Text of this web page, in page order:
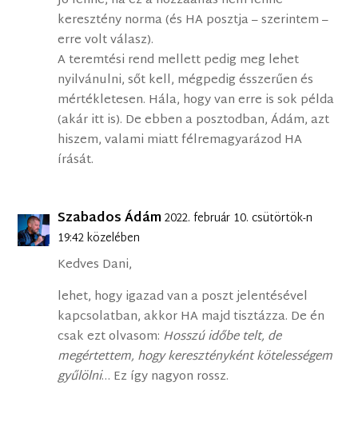
keresztény norma (és HA posztja – szerintem –
erre volt válasz).
A teremtési rend mellett pedig meg lehet
nyilvánulni, sőt kell, mégpedig ésszerűen és
mértékletesen. Hála, hogy van erre is sok példa
(akár itt is). De ebben a posztodban, Ádám, azt
hiszem, valami miatt félremagyarázod HA
írását.
Szabados Ádám2022. február 10. csütörtök-n
19:42 közelében
Kedves Dani,
lehet, hogy igazad van a poszt jelentésével
kapcsolatban, akkor HA majd tisztázza. De én
csak ezt olvasom: Hosszú időbe telt, de
megértettem, hogy keresztényként kötelességem
gyűlölni… Ez így nagyon rossz.